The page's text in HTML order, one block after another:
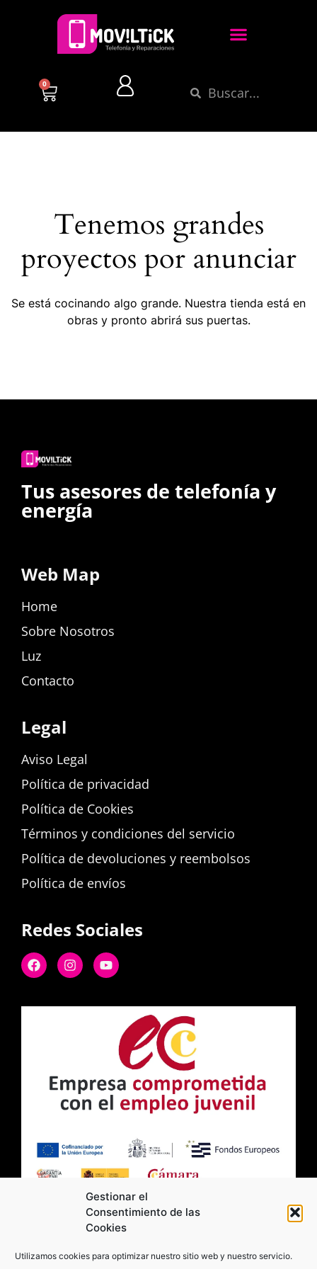
Gestionar el
Consentimiento de las
Cookies
Utilizamos cookies para optimizar nuestro sitio web y nuestro servicio.
0
Tenemos grandes
proyectos por anunciar
Se está cocinando algo grande. Nuestra tienda está en
obras y pronto abrirá sus puertas.
Tus asesores de telefonía y
energía
Web Map
Home
Sobre Nosotros
Luz
Contacto
Legal
Aviso Legal
Política de privacidad
Política de Cookies
Términos y condiciones del servicio
Política de devoluciones y reembolsos
Política de envíos
Redes Sociales
2026 Moviltick technologies. Todos los